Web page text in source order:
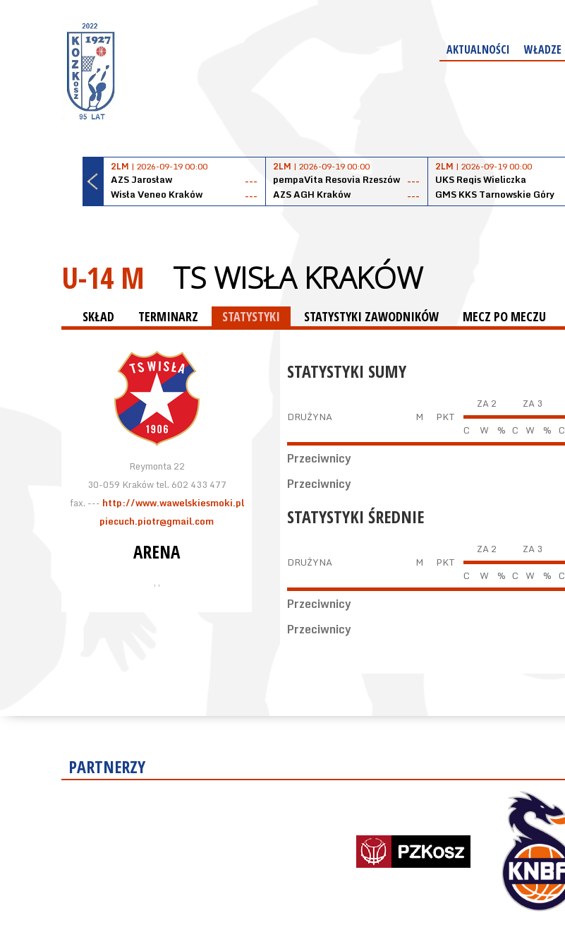
AKTUALNOŚCI WŁADZE
2LM | 2026-09-19 00:00
AZS Jarosław
---
Wisła Veneo Kraków
---
2LM | 2026-09-19 00:00
pempaVita Resovia Rzeszów ---
AZS AGH Kraków
---
2LM | 2026-09-19 00:00
UKS Regis Wieliczka
GMS KKS Tarnowskie Góry
U-14 M TS WISŁA KRAKÓW
SKŁAD TERMINARZ STATYSTYKI STATYSTYKI ZAWODNIKÓW MECZ PO MECZU
Reymonta 22
30-059 Kraków tel. 602 433 477
fax. --- http://www.wawelskiesmoki.pl
piecuch.piotr@gmail.com
ARENA
, ,
STATYSTYKI SUMY
DRUŻYNA M PKT
ZA 2 ZA 3
C
W % C W % C
Przeciwnicy
Przeciwnicy
STATYSTYKI ŚREDNIE
DRUŻYNA M PKT
ZA 2 ZA 3
C
W % C W % C
Przeciwnicy
Przeciwnicy
PARTNERZY